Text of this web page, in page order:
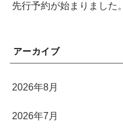
先行予約が始まりました。
アーカイブ
2026年8月
2026年7月